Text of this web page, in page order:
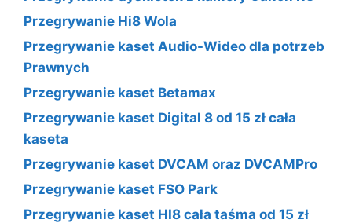
Przegrywanie Hi8 Wola
Przegrywanie kaset Audio-Wideo dla potrzeb
Prawnych
Przegrywanie kaset Betamax
Przegrywanie kaset Digital 8 od 15 zł cała
kaseta
Przegrywanie kaset DVCAM oraz DVCAMPro
Przegrywanie kaset FSO Park
Przegrywanie kaset HI8 cała taśma od 15 zł